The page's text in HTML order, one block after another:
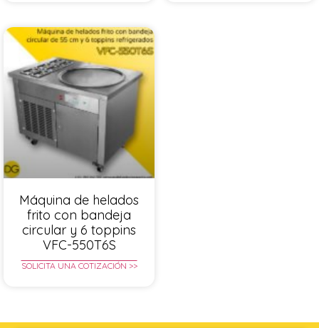
Máquina de helados
frito con bandeja
circular y 6 toppins
VFC-550T6S
SOLICITA UNA COTIZACIÓN >>